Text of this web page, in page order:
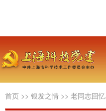
首页 >> 银发之情 >> 老同志回忆